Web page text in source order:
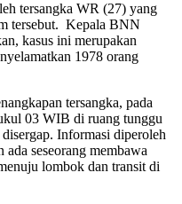
tersangka WR (27) yang
tersebut. Kepala BNN
kasus ini merupakan
1978 orang
tersangka, pada
03 WIB di ruang tunggu
Informasi diperoleh
seseorang membawa
lombok dan transit di